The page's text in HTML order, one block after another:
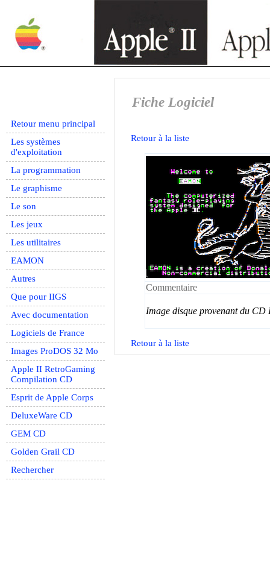
Retour menu principal
Les systèmes
d'exploitation
La programmation
Le graphisme
Le son
Les jeux
Les utilitaires
EAMON
Autres
Que pour IIGS
Avec documentation
Logiciels de France
Images ProDOS 32 Mo
Apple II RetroGaming
Compilation CD
Esprit de Apple Corps
DeluxeWare CD
GEM CD
Golden Grail CD
Rechercher
Fiche Logiciel
Retour à la liste
Commentaire
Image disque provenant du CD
Retour à la liste